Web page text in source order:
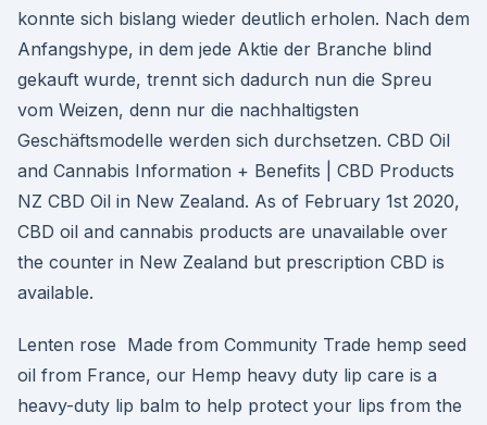
konnte sich bislang wieder deutlich erholen. Nach dem
Anfangshype, in dem jede Aktie der Branche blind
gekauft wurde, trennt sich dadurch nun die Spreu
vom Weizen, denn nur die nachhaltigsten
Geschäftsmodelle werden sich durchsetzen. CBD Oil
and Cannabis Information + Benefits | CBD Products
NZ CBD Oil in New Zealand. As of February 1st 2020,
CBD oil and cannabis products are unavailable over
the counter in New Zealand but prescription CBD is
available.
Lenten rose Made from Community Trade hemp seed
oil from France, our Hemp heavy duty lip care is a
heavy-duty lip balm to help protect your lips from the